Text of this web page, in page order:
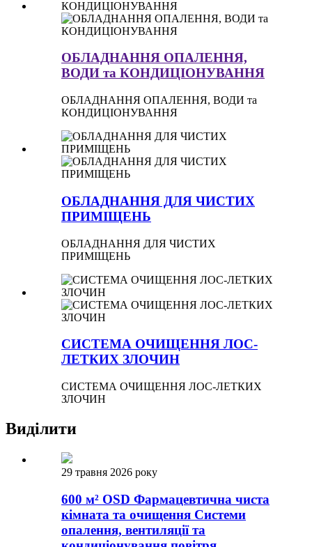
ОБЛАДНАННЯ ОПАЛЕННЯ,
ВОДИ та КОНДИЦІОНУВАННЯ
ОБЛАДНАННЯ ОПАЛЕННЯ, ВОДИ та
КОНДИЦІОНУВАННЯ
ОБЛАДНАННЯ ДЛЯ ЧИСТИХ
ПРИМІЩЕНЬ
ОБЛАДНАННЯ ДЛЯ ЧИСТИХ
ПРИМІЩЕНЬ
СИСТЕМА ОЧИЩЕННЯ ЛОС-
ЛЕТКИХ ЗЛОЧИН
СИСТЕМА ОЧИЩЕННЯ ЛОС-ЛЕТКИХ
ЗЛОЧИН
Виділити
29 травня 2026 року
600 м² OSD Фармацевтична чиста
кімната та очищення Системи
опалення, вентиляції та